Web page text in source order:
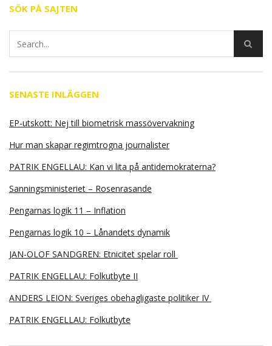
SÖK PÅ SAJTEN
SENASTE INLÄGGEN
EP-utskott: Nej till biometrisk massövervakning
Hur man skapar regimtrogna journalister
PATRIK ENGELLAU: Kan vi lita på antidemokraterna?
Sanningsministeriet – Rosenrasande
Pengarnas logik 11 – Inflation
Pengarnas logik 10 – Lånandets dynamik
JAN-OLOF SANDGREN: Etnicitet spelar roll
PATRIK ENGELLAU: Folkutbyte II
ANDERS LEION: Sveriges obehagligaste politiker IV
PATRIK ENGELLAU: Folkutbyte